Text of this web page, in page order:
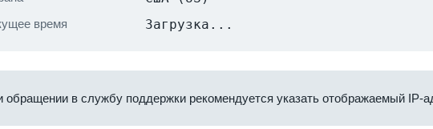
время Загрузка...
обращении в службу поддержки рекомендуется указать отображаемый IP-